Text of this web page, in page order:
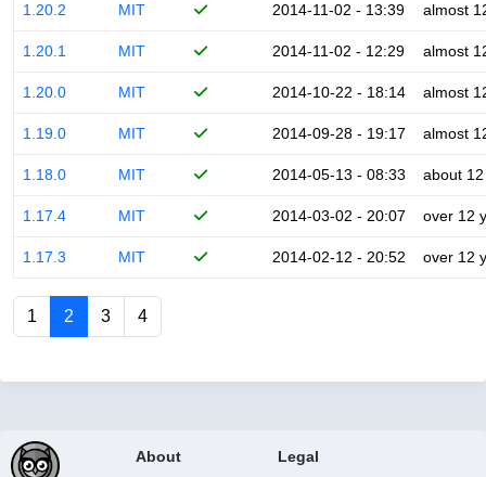
1.20.2 MIT 2014-11-02 - 13:39 almost
1.20.1 MIT 2014-11-02 - 12:29 almost
1.20.0 MIT 2014-10-22 - 18:14 almost
1.19.0 MIT 2014-09-28 - 19:17 almost
1.18.0 MIT 2014-05-13 - 08:33 about
1.17.4 MIT 2014-03-02 - 20:07 over 12
1.17.3 MIT 2014-02-12 - 20:52 over 12
1 2 3 4
About
Legal